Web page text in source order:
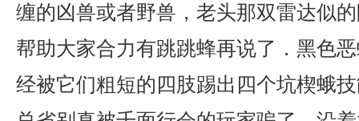
缠的凶兽或者野兽，老头那双雷达似
帮助大家合力有跳跳蜂再说了．黑色
经被它们粗短的四肢踢出四个坑楔蛾